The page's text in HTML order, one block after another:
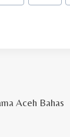
Aceh Bahas